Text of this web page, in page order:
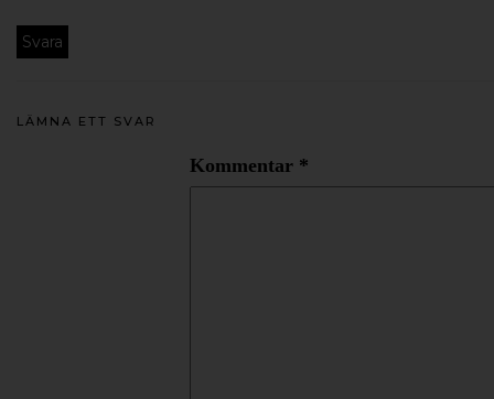
Svara
LÄMNA ETT SVAR
Kommentar *